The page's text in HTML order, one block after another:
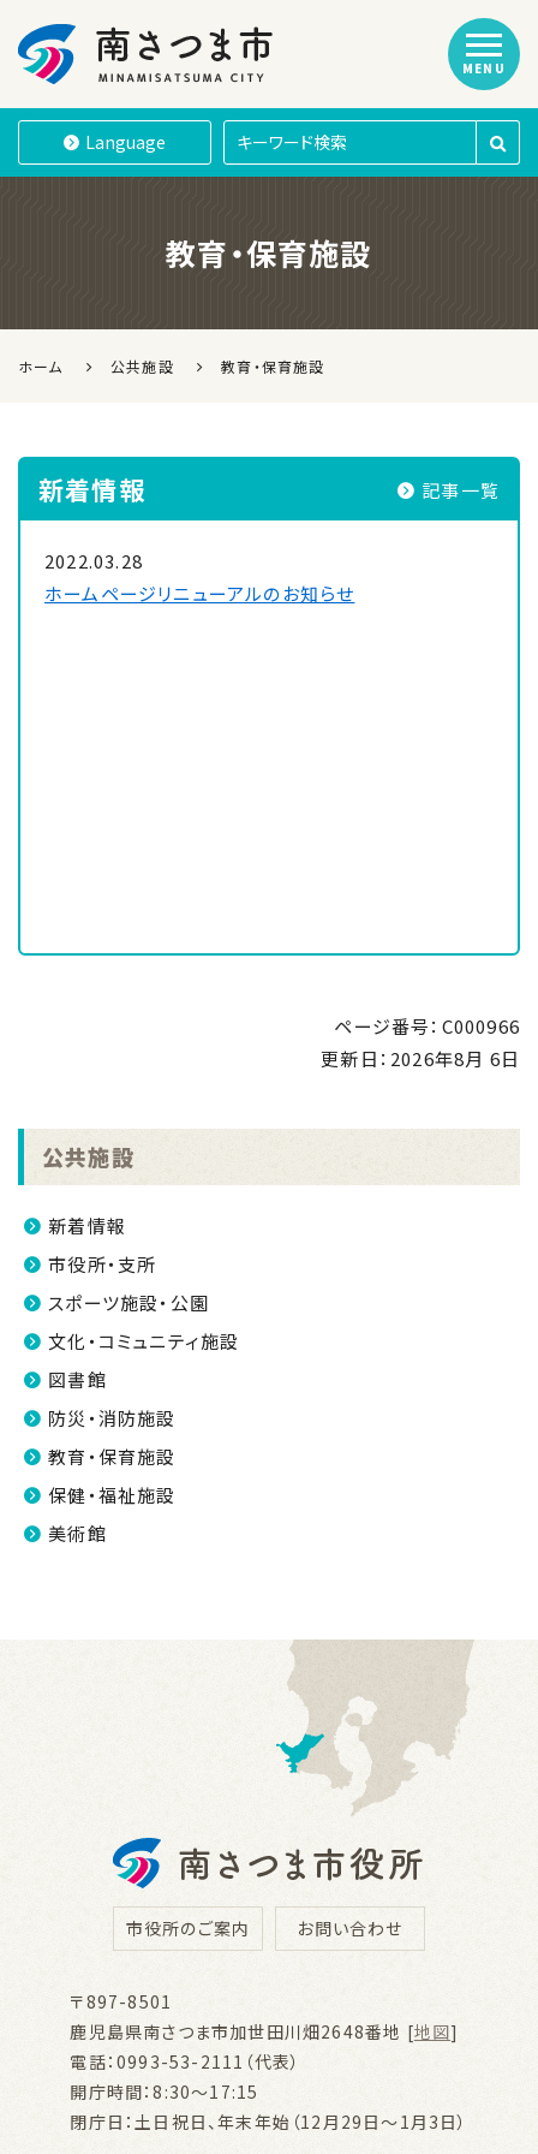
南さつま市
Language
MENU
教育・保育施設
ホーム 公共施設 教育・保育施設
新着情報 記事一覧
2022.03.28
ホームページリニューアルのお知らせ
ページ番号：C000966
更新日： 2026年8月 6日
公共施設
新着情報
市役所・支所
スポーツ施設・公園
文化・コミュニティ施設
図書館
防災・消防施設
教育・保育施設
保健・福祉施設
美術館
市役所のご案内 お問い合わせ
〒897-8501
鹿児島県南さつま市加世田川畑2648番地 [地図]
電話：0993-53-2111（代表）
開庁時間：8:30～17:15
閉庁日：土日祝日、年末年始（12月29日～1月3日）